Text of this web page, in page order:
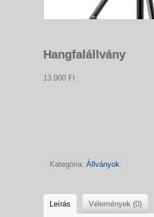
Hangfalállvány
13.900 Ft
Kategória: Állványok
Leírás Vélemények (0)